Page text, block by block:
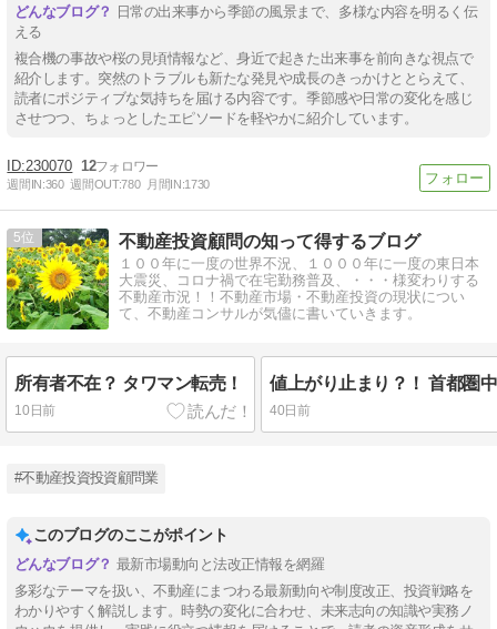
日常の出来事から季節の風景まで、多様な内容を明るく伝
える
複合機の事故や桜の見頃情報など、身近で起きた出来事を前向きな視点で
紹介します。突然のトラブルも新たな発見や成長のきっかけととらえて、
読者にポジティブな気持ちを届ける内容です。季節感や日常の変化を感じ
させつつ、ちょっとしたエピソードを軽やかに紹介しています。
230070 12
週間IN:360 週間OUT:780 月間IN:1730
5 不動産投資顧問の知って得するブログ
１００年に一度の世界不況、１０００年に一度の東日本
大震災、コロナ禍で在宅勤務普及、・・・様変わりする
不動産市況！！不動産市場・不動産投資の現状につい
て、不動産コンサルが気儘に書いていきます。
所有者不在？ タワマン転売！
10日前 40日前
#不動産投資投資顧問業
このブログのここがポイント
最新市場動向と法改正情報を網羅
多彩なテーマを扱い、不動産にまつわる最新動向や制度改正、投資戦略を
わかりやすく解説します。時勢の変化に合わせ、未来志向の知識や実務ノ